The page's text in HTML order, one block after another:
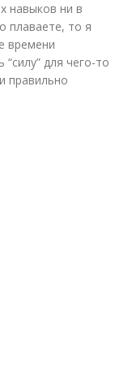
навыков ни в
плаваете, то я
времени
для чего-то
правильно